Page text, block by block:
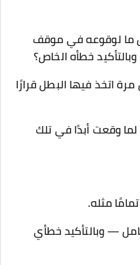
لوقوعه في موقف
خطأه الخاص؟
اتخذ فيها البطل قرارًا
وقعت أبدًا في تلك
مثله.
— وبالتأكيد خطأي